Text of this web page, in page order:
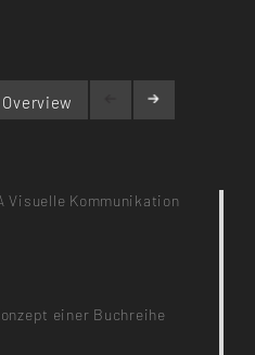
Overview
Visuelle Kommunikation
einer Buchreihe